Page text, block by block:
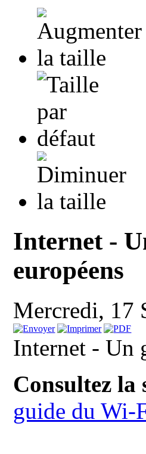
Internet -
européens
Mercredi, 17
Internet - Un
Consultez la
guide du Wi-